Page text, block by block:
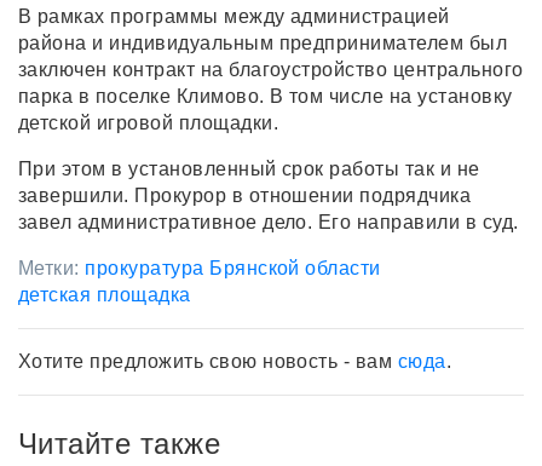
В рамках программы между администрацией
района и индивидуальным предпринимателем был
заключен контракт на благоустройство центрального
парка в поселке Климово. В том числе на установку
детской игровой площадки.
При этом в установленный срок работы так и не
завершили. Прокурор в отношении подрядчика
завел административное дело. Его направили в суд.
Метки: прокуратура Брянской области
детская площадка
Хотите предложить свою новость - вам сюда.
Читайте также